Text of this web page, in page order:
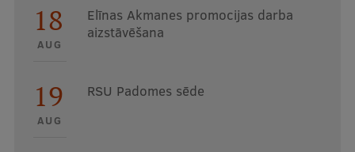
18
AUG
Elīnas Akmanes promocijas darba
aizstāvēšana
19
AUG
RSU Padomes sēde